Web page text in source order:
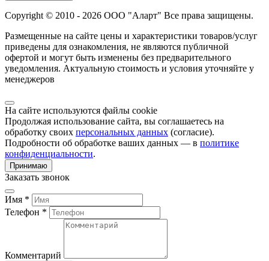
Copyright © 2010 - 2026 ООО "Аларт" Все права защищены.
Размещенные на сайте цены и характеристики товаров/услуг
приведены для ознакомления, не являются публичной
офертой и могут быть изменены без предварительного
уведомления. Актуальную стоимость и условия уточняйте у
менеджеров
На сайте используются файлы cookie
Продолжая использование сайта, вы соглашаетесь на
обработку своих персональных данных (согласие).
Подробности об обработке ваших данных — в политике
конфиденциальности.
Принимаю
Заказать звонок
Имя *
Телефон *
Комментарий